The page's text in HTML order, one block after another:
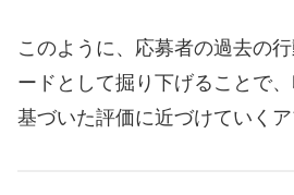
このように、応募者の過去の
ードとして掘り下げることで
基づいた評価に近づけていくア